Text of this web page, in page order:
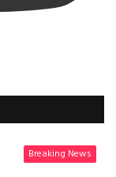
Breaking News